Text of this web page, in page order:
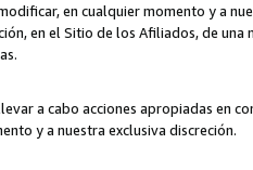
en cualquier momento y a
en el Sitio de los Afiliados, de
a cabo acciones apropiadas en
y a nuestra exclusiva discreción.